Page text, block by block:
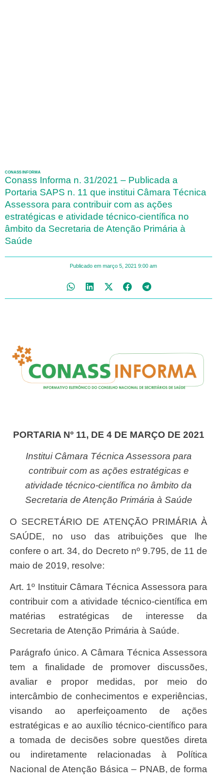
CONASS INFORMA
Conass Informa n. 31/2021 – Publicada a
Portaria SAPS n. 11 que institui Câmara Técnica
Assessora para contribuir com as ações
estratégicas e atividade técnico-científica no
âmbito da Secretaria de Atenção Primária à
Saúde
Publicado em março 5, 2021 9:00 am
PORTARIA Nº 11, DE 4 DE MARÇO DE 2021
Institui Câmara Técnica Assessora para
contribuir com as ações estratégicas e
atividade técnico-científica no âmbito da
Secretaria de Atenção Primária à Saúde
O SECRETÁRIO DE ATENÇÃO PRIMÁRIA À
SAÚDE, no uso das atribuições que lhe
confere o art. 34, do Decreto nº 9.795, de 11 de
maio de 2019, resolve:
Art. 1º Instituir Câmara Técnica Assessora para
contribuir com a atividade técnico-científica em
matérias estratégicas de interesse da
Secretaria de Atenção Primária à Saúde.
Parágrafo único. A Câmara Técnica Assessora
tem a finalidade de promover discussões,
avaliar e propor medidas, por meio do
intercâmbio de conhecimentos e experiências,
visando ao aperfeiçoamento de ações
estratégicas e ao auxílio técnico-científico para
a tomada de decisões sobre questões direta
ou indiretamente relacionadas à Política
Nacional de Atenção Básica – PNAB, de forma